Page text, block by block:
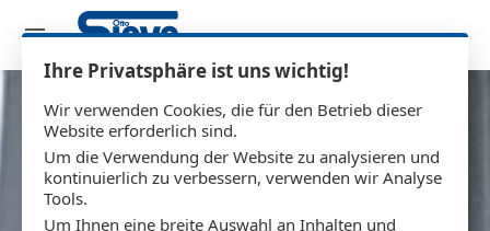
Ihre Privatsphäre ist uns wichtig!
Wir verwenden Cookies, die für den Betrieb dieser
Website erforderlich sind.
Um die Verwendung der Website zu analysieren und
kontinuierlich zu verbessern, verwenden wir Analyse
Tools.
Um Ihnen eine breite Auswahl an Inhalten und